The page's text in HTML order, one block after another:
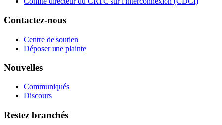
Contactez-nous
Centre de soutien
Déposer une plainte
Nouvelles
Communiqués
Discours
Restez branchés